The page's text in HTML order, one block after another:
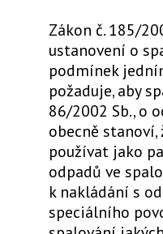
Zákon č. 185/
ustanovení o
podmínek
požaduje, aby
86/2002 Sb., o
obecně
používat jako
odpadů ve
k nakládání s
speciálního